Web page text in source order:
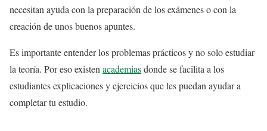
necesitan ayuda con la preparación de los exámenes o con la
creación de unos buenos apuntes.
Es importante entender los problemas prácticos y no solo estudiar
la teoría. Por eso existenacademiasdonde se facilita a los
estudiantes explicaciones y ejercicios que les puedan ayudar a
completar tu estudio.